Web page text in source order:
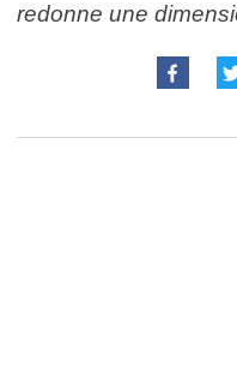
redonne une